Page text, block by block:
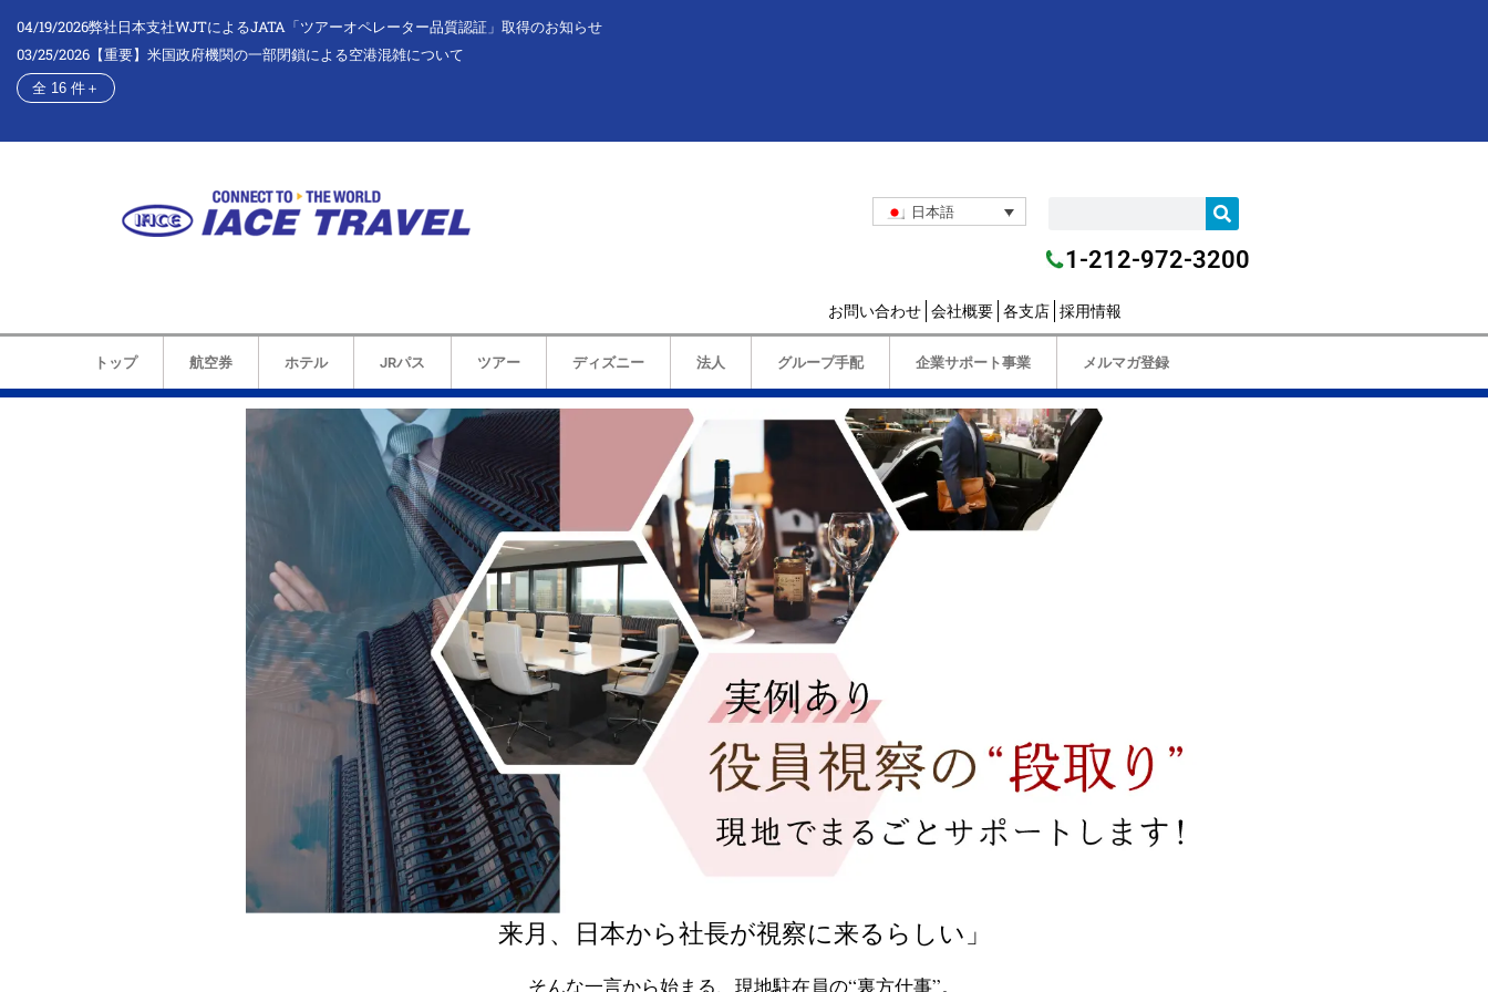
04/19/2026弊社日本支社WJTによるJATA「ツアーオペレーター品質認証」取得のお知らせ
03/25/2026 【重要】米国政府機関の一部閉鎖による空港混雑について
全 16 件＋
日本語
1-212-972-3200
お問い合わせ 会社概要 各支店 採用情報
トップ 航空券 ホテル JRパス ツアー ディズニー 法人 グループ手配 企業サポート事業 メルマガ登録
来月、日本から社長が視察に来るらしい」
そんな一言から始まる、現地駐在員の“裏方仕事”。